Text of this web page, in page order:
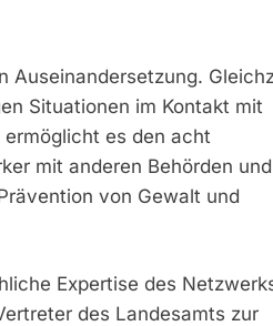
Auseinandersetzung.
Situationen im Kontakt mit
es den acht
mit anderen Behörden und
von Gewalt und
Expertise des
des Landesamts zur